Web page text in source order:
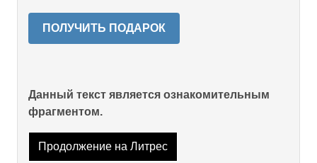
ПОЛУЧИТЬ ПОДАРОК
Данный текст является ознакомительным
фрагментом.
Продолжение на Литрес